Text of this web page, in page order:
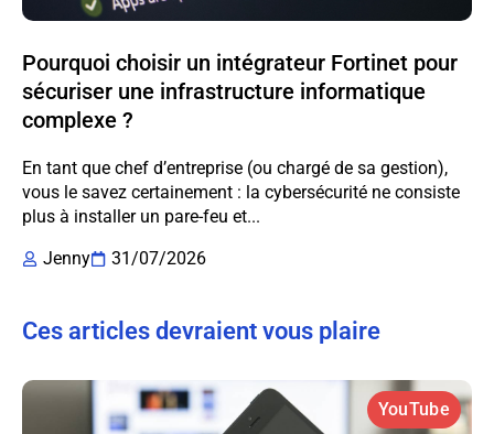
Pourquoi choisir un intégrateur Fortinet pour
sécuriser une infrastructure informatique
complexe ?
En tant que chef d’entreprise (ou chargé de sa gestion),
vous le savez certainement : la cybersécurité ne consiste
plus à installer un pare-feu et...
Jenny
31/07/2026
Ces articles devraient vous plaire
YouTube